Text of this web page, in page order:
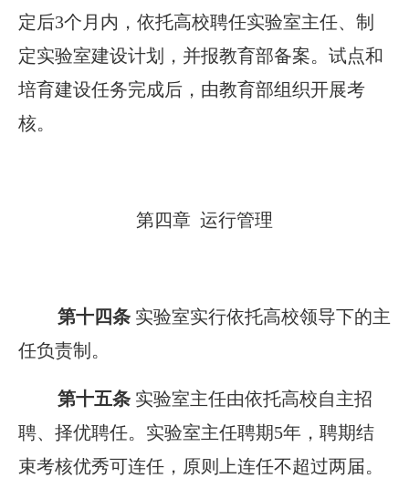
定后3个月内，依托高校聘任实验室主任、制
定实验室建设计划，并报教育部备案。试点和
培育建设任务完成后，由教育部组织开展考
核。
第四章 运行管理
第十四条 实验室实行依托高校领导下的主
任负责制。
第十五条 实验室主任由依托高校自主招
聘、择优聘任。实验室主任聘期5年，聘期结
束考核优秀可连任，原则上连任不超过两届。